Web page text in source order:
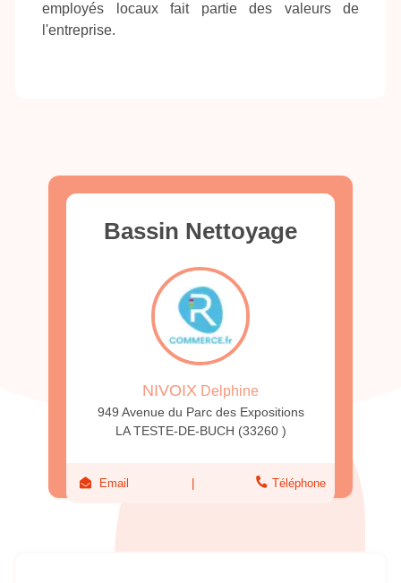
employés locaux fait partie des valeurs de
l'entreprise.
Bassin Nettoyage
NIVOIX Delphine
949 Avenue du Parc des Expositions
LA TESTE-DE-BUCH (33260 )
Email Téléphone